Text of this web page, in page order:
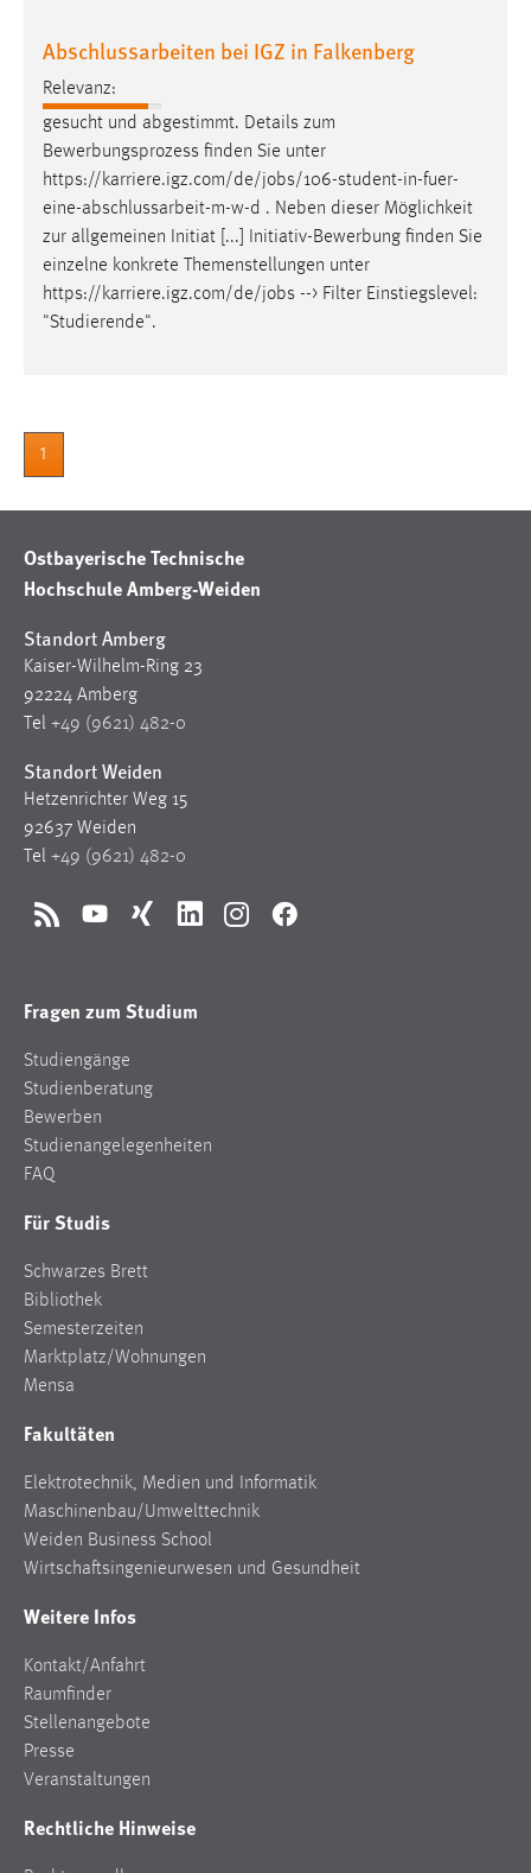
Abschlussarbeiten bei IGZ in Falkenberg
Relevanz:
gesucht und abgestimmt. Details zum
Bewerbungsprozess finden Sie unter
https://karriere.igz.com/de/jobs/106-student-in-fuer-
eine-abschlussarbeit-m-w-d . Neben dieser Möglichkeit
zur allgemeinen Initiat [...] Initiativ-Bewerbung finden Sie
einzelne konkrete Themenstellungen unter
https://karriere.igz.com/de/jobs --> Filter Einstiegslevel:
"Studierende".
1
Ostbayerische Technische
Hochschule Amberg-Weiden
Standort Amberg
Kaiser-Wilhelm-Ring 23
92224 Amberg
Tel +49 (9621) 482-0
Standort Weiden
Hetzenrichter Weg 15
92637 Weiden
Tel +49 (9621) 482-0
RSS YouTubeXing LinkedInInstagramFacebook
Fragen zum Studium
Studiengänge
Studienberatung
Bewerben
Studienangelegenheiten
FAQ
Für Studis
Schwarzes Brett
Bibliothek
Semesterzeiten
Marktplatz/Wohnungen
Mensa
Fakultäten
Elektrotechnik, Medien und Informatik
Maschinenbau/Umwelttechnik
Weiden Business School
Wirtschaftsingenieurwesen und Gesundheit
Weitere Infos
Kontakt/Anfahrt
Raumfinder
Stellenangebote
Presse
Veranstaltungen
Rechtliche Hinweise
Diese Informationen helfen uns zu verstehen, wie
Matomo
Name:
_pk_ref, _pk_cvar, _pk_id, _pk_ses
Zweck:
Zugriffsstatistik
Cookie Laufzeit:
verwendet, um personalisierte Werbung anzuzeigen.
hinweg verfolgen.
Name:
_gcl_au
Anbieter:
Google Ireland Limited
Zweck:
Conversion-Tracking
3 Monate
Name:
Anbieter:
Facebook
Zweck:
Cookie Laufzeit:
EXTERNE MEDIEN
Um Inhalte von Videoplattformen und Social Media
externen Medien Cookies gesetzt.
YouTube
Vimeo